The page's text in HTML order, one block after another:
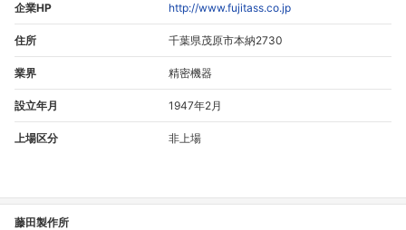
企業HP http://www.fujitass.co.jp
住所 千葉県茂原市本納2730
業界 精密機器
設立年月 1947年2月
上場区分 非上場
藤田製作所